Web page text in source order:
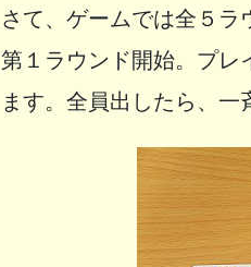
さて、ゲームでは全５ラ
第１ラウンド開始。プレ
ます。全員出したら、一